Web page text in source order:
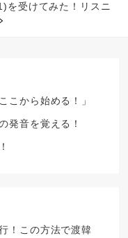
を受けてみた！リスニ
こから始める！」
発音を覚える！
！この方法で渡韓